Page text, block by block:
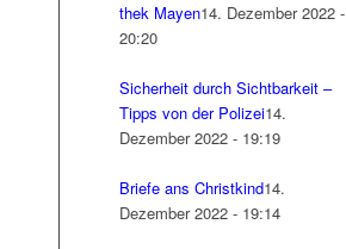
thek Mayen14. Dezember 2022 -
20:20
Sicher­heit durch Sicht­bar­keit –
Tipps von der Polizei14.
Dezember 2022 - 19:19
Brie­fe ans Christkind14.
Dezember 2022 - 19:14